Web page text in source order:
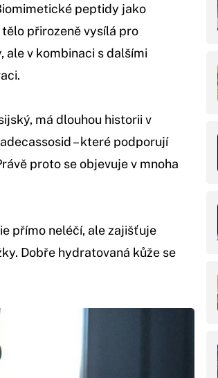
peptidy jako
přirozeně vysílá pro
ale v kombinaci s dalšími
má dlouhou historii v
– které podporují
proto se objevuje v mnoha
přímo neléčí, ale zajišťuje
Dobře hydratovaná kůže se